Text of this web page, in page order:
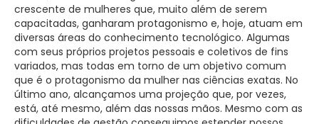
crescente de mulheres que, muito além de serem
capacitadas, ganharam protagonismo e, hoje, atuam em
diversas áreas do conhecimento tecnológico. Algumas
com seus próprios projetos pessoais e coletivos de fins
variados, mas todas em torno de um objetivo comum
que é o protagonismo da mulher nas ciências exatas. No
último ano, alcançamos uma projeção que, por vezes,
está, até mesmo, além das nossas mãos. Mesmo com as